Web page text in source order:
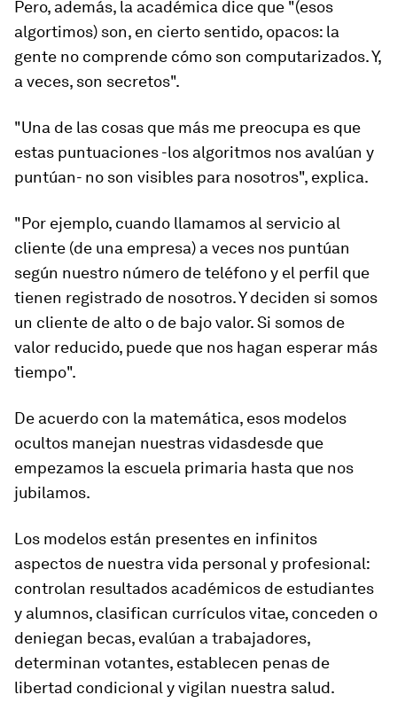
Pero, además, la académica dice que "(esos
algortimos) son, en cierto sentido, opacos: la
gente no comprende cómo son computarizados. Y,
a veces, son secretos".
"Una de las cosas que más me preocupa es que
estas puntuaciones -los algoritmos nos avalúan y
puntúan- no son visibles para nosotros", explica.
"Por ejemplo, cuando llamamos al servicio al
cliente (de una empresa) a veces nos puntúan
según nuestro número de teléfono y el perfil que
tienen registrado de nosotros. Y deciden si somos
un cliente de alto o de bajo valor.Si somos de
valor reducido, puede que nos hagan esperar más
tiempo".
De acuerdo con la matemática, esos modelos
ocultos manejan nuestras vidasdesde que
empezamos la escuela primaria hasta que nos
jubilamos.
Los modelos están presentes en infinitos
aspectos de nuestra vida personal y profesional:
controlan resultados académicos de estudiantes
y alumnos, clasifican currículos vitae, conceden o
deniegan becas, evalúan a trabajadores,
determinan votantes, establecen penas de
libertad condicional y vigilan nuestra salud.